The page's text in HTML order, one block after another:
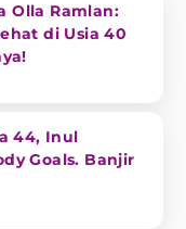
Olla Ramlan:
di Usia 40
44, Inul
Goals. Banjir